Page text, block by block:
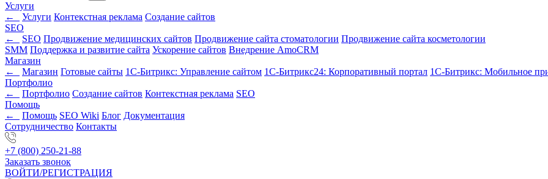
Услуги
←
Услуги Контекстная реклама Создание сайтов
SEO
←
SEO Продвижение медицинских сайтов Продвижение сайта стоматологии Продвижение сайта косметологии
SMM Поддержка и развитие сайта Ускорение сайтов Внедрение AmoCRM
Магазин
←
Магазин Готовые сайты 1С-Битрикс: Управление сайтом 1С-Битрикс24: Корпоративный портал 1С-Битрикс: Мобильное
Портфолио
←
Портфолио Создание сайтов Контекстная реклама SEO
Помощь
←
Помощь SEO Wiki Блог Документация
Сотрудничество Контакты
+7 (800) 250-21-88
Заказать звонок
ВОЙТИ/РЕГИСТРАЦИЯ